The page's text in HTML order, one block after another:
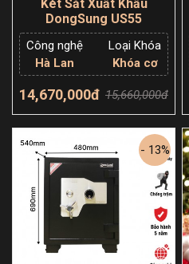
Két Sắt Xuất Khẩu
DongSung US55
Công nghệ
Hà Lan
Loại Khóa
Khóa cơ
14,670,000đ 15,660,000đ
Thêm giỏ hàng
- 13%